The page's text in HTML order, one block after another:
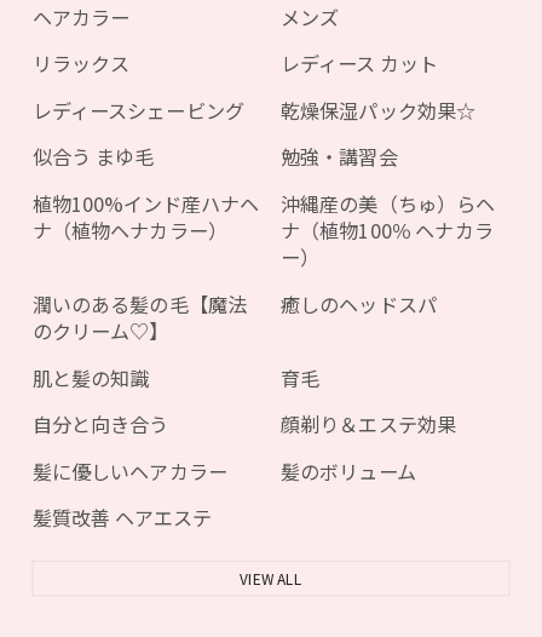
ヘアカラー
メンズ
リラックス
レディース カット
レディースシェービング
乾燥保湿パック効果☆
似合う まゆ毛
勉強・講習会
植物100%インド産ハナヘ
ナ（植物ヘナカラー）
沖縄産の美（ちゅ）らヘ
ナ（植物100％ ヘナカラ
ー）
潤いのある髪の毛【魔法
のクリーム♡】
癒しのヘッドスパ
肌と髪の知識
育毛
自分と向き合う
顔剃り＆エステ効果
髪に優しいヘアカラー
髪のボリューム
髪質改善 ヘアエステ
VIEW ALL